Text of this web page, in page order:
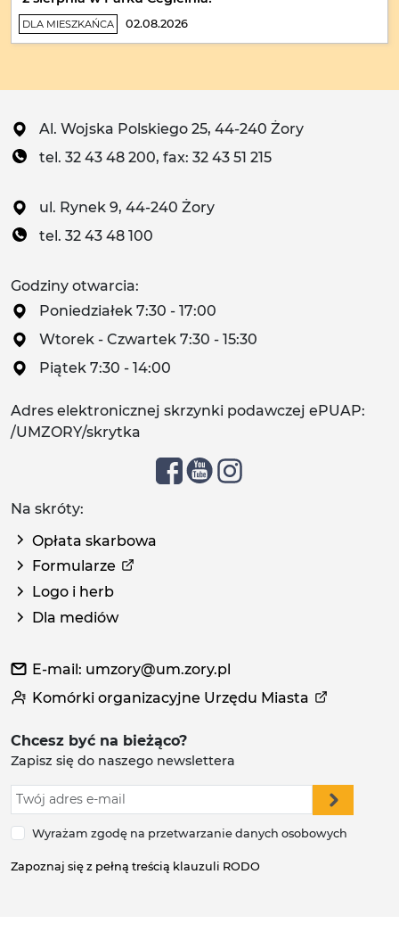
DLA MIESZKAŃCA 02.08.2026
Al. Wojska Polskiego 25, 44-240 Żory
tel. 32 43 48 200, fax: 32 43 51 215
ul. Rynek 9, 44-240 Żory
tel. 32 43 48 100
Godziny otwarcia:
Poniedziałek 7:30 - 17:00
Wtorek - Czwartek 7:30 - 15:30
Piątek 7:30 - 14:00
Adres elektronicznej skrzynki podawczej ePUAP:
/UMZORY/skrytka
Na skróty:
Opłata skarbowa
Formularze
Logo i herb
Dla mediów
E-mail: umzory@um.zory.pl
Komórki organizacyjne Urzędu Miasta
Chcesz być na bieżąco?
Zapisz się do naszego newslettera
Wyrażam zgodę na przetwarzanie danych osobowych
Zapoznaj się z pełną treścią klauzuli RODO